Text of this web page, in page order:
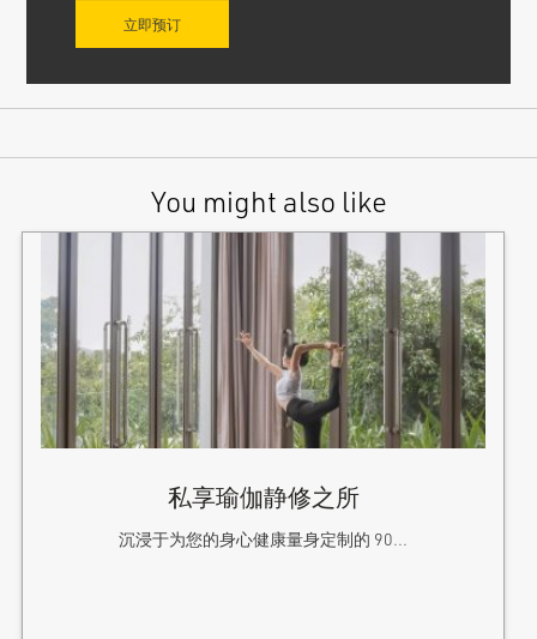
You might also like
私享瑜伽静修之所
沉浸于为您的身心健康量身定制的 90...